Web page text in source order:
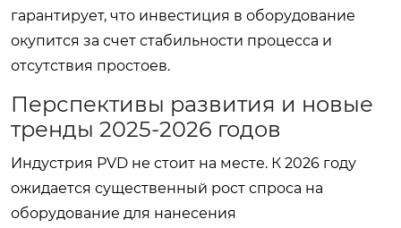
гарантирует, что инвестиция в оборудование
окупится за счет стабильности процесса и
отсутствия простоев.
Перспективы развития и новые
тренды 2025-2026 годов
Индустрия PVD не стоит на месте. К 2026 году
ожидается существенный рост спроса на
оборудование для нанесения